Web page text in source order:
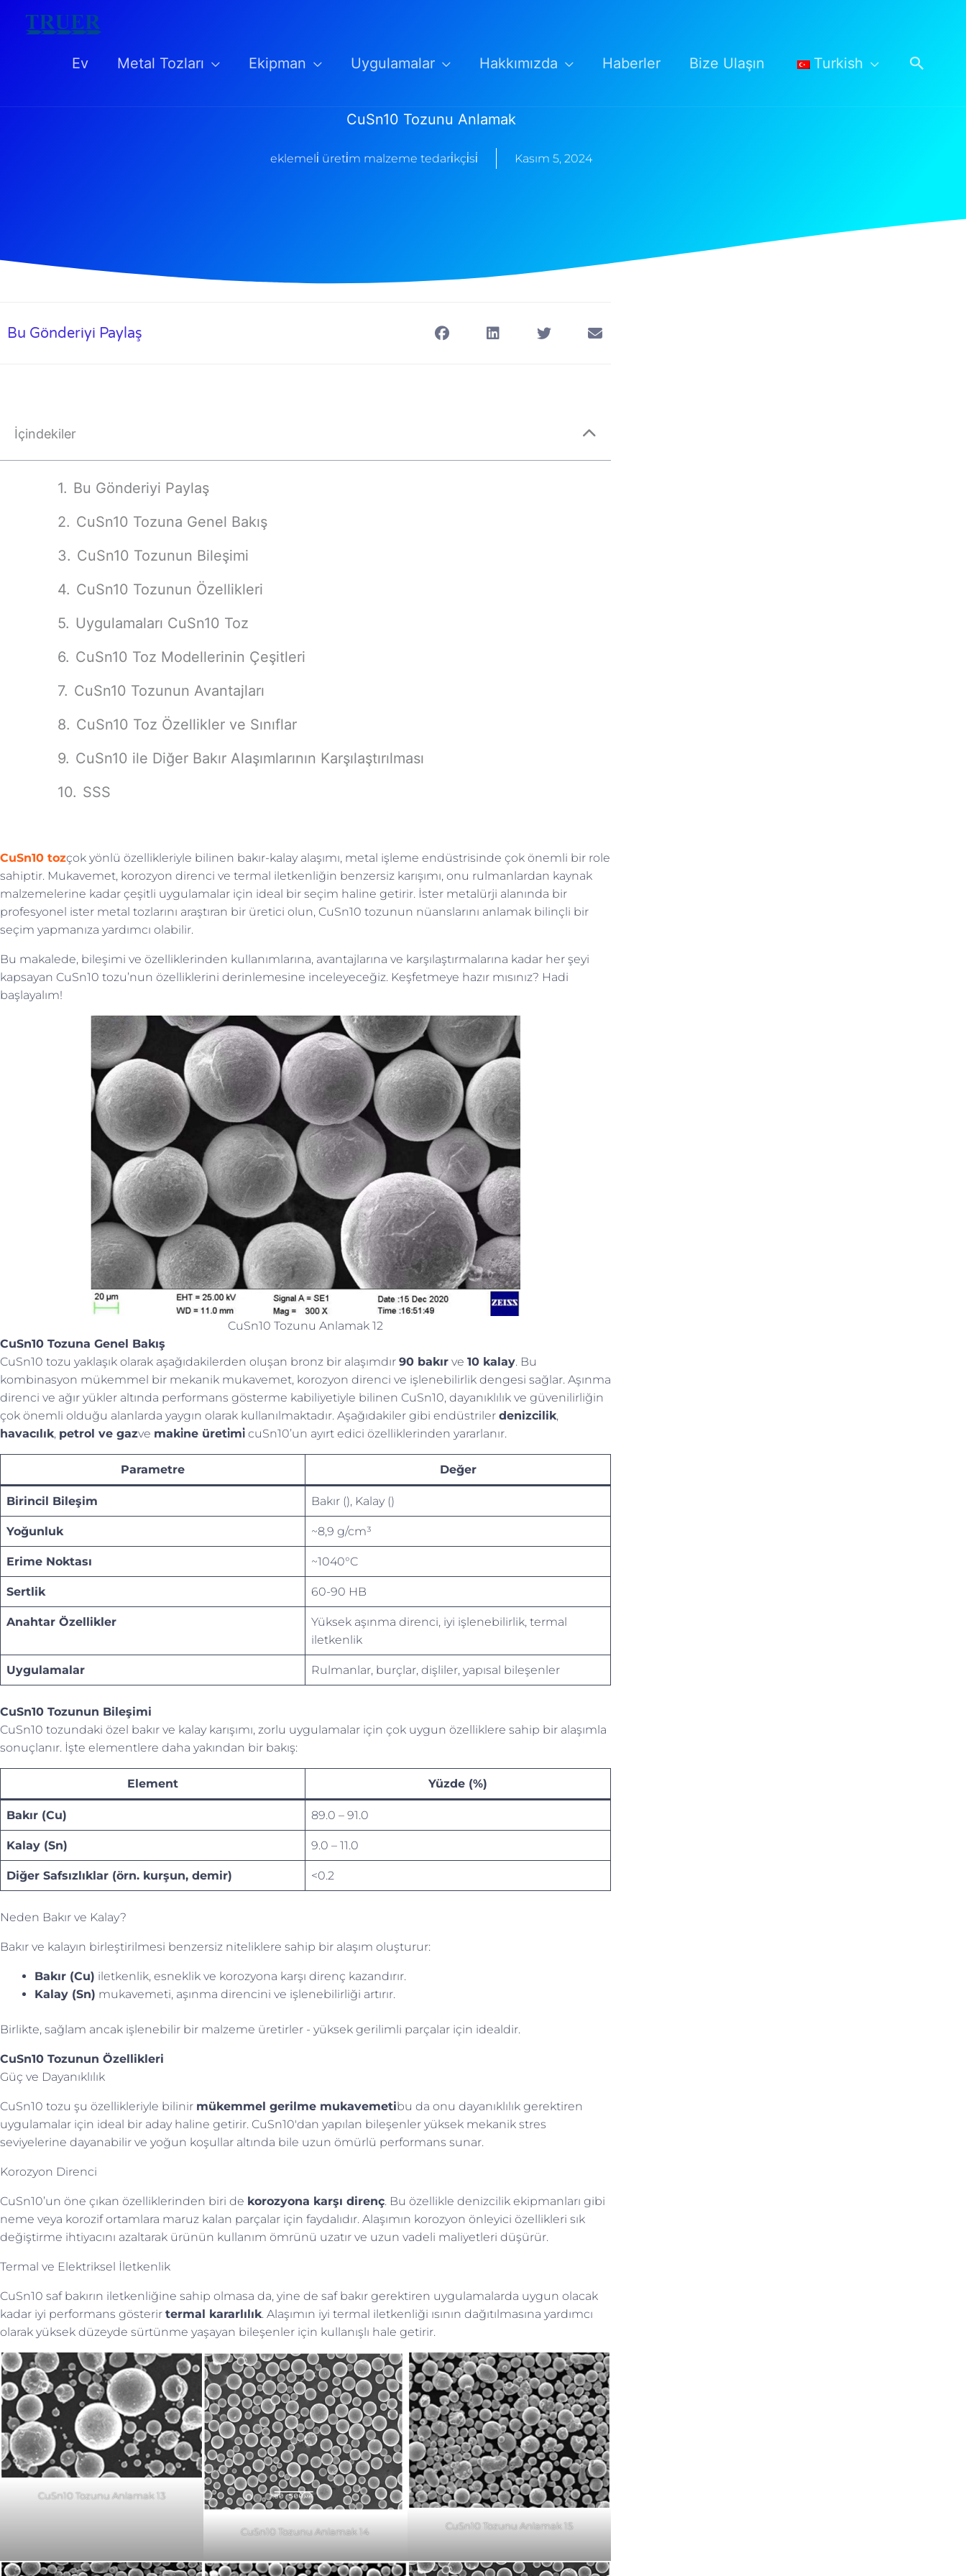
İçeriğe
Ev
Metal Tozları Ekipman Uygulamalar Hakkımızda Haberler Bize Ulaşın Turkish Arama
CuSn10 Tozunu Anlamak
eklemeli̇ üreti̇m malzeme tedari̇kçi̇si̇ Kasım 5, 2024
Bu Gönderiyi Paylaş
İçindekiler
Bu Gönderiyi Paylaş
CuSn10 Tozuna Genel Bakış
CuSn10 Tozunun Bileşimi
CuSn10 Tozunun Özellikleri
Uygulamaları CuSn10 Toz
CuSn10 Toz Modellerinin Çeşitleri
CuSn10 Tozunun Avantajları
CuSn10 Toz Özellikler ve Sınıflar
CuSn10 ile Diğer Bakır Alaşımlarının Karşılaştırılması
SSS
CuSn10 tozçok yönlü özellikleriyle bilinen bakır-kalay alaşımı, metal işleme endüstrisinde çok önemli bir role
sahiptir. Mukavemet, korozyon direnci ve termal iletkenliğin benzersiz karışımı, onu rulmanlardan kaynak
malzemelerine kadar çeşitli uygulamalar için ideal bir seçim haline getirir. İster metalürji alanında bir
profesyonel ister metal tozlarını araştıran bir üretici olun, CuSn10 tozunun nüanslarını anlamak bilinçli bir
seçim yapmanıza yardımcı olabilir.
Bu makalede, bileşimi ve özelliklerinden kullanımlarına, avantajlarına ve karşılaştırmalarına kadar her şeyi
kapsayan CuSn10 tozu’nun özelliklerini derinlemesine inceleyeceğiz. Keşfetmeye hazır mısınız? Hadi
başlayalım!
CuSn10 Tozunu Anlamak 12
CuSn10 Tozuna Genel Bakış
CuSn10 tozu yaklaşık olarak aşağıdakilerden oluşan bronz bir alaşımdır 90 bakır ve 10 kalay. Bu
kombinasyon mükemmel bir mekanik mukavemet, korozyon direnci ve işlenebilirlik dengesi sağlar. Aşınma
direnci ve ağır yükler altında performans gösterme kabiliyetiyle bilinen CuSn10, dayanıklılık ve güvenilirliğin
çok önemli olduğu alanlarda yaygın olarak kullanılmaktadır. Aşağıdakiler gibi endüstriler denizcilik,
havacılık, petrol ve gazve maki̇ne üreti̇mi̇ cuSn10’un ayırt edici özelliklerinden yararlanır.
Parametre Değer
Birincil Bileşim Bakır (), Kalay ()
Yoğunluk ~8,9 g/cm³
Erime Noktası ~1040°C
Sertlik 60-90 HB
Anahtar Özellikler
Yüksek aşınma direnci, iyi işlenebilirlik, termal
iletkenlik
Uygulamalar Rulmanlar, burçlar, dişliler, yapısal bileşenler
CuSn10 Tozunun Bileşimi
CuSn10 tozundaki özel bakır ve kalay karışımı, zorlu uygulamalar için çok uygun özelliklere sahip bir alaşımla
sonuçlanır. İşte elementlere daha yakından bir bakış:
Element Yüzde (%)
Bakır (Cu) 89.0 – 91.0
Kalay (Sn) 9.0 – 11.0
Diğer Safsızlıklar (örn. kurşun, demir) <0.2
Neden Bakır ve Kalay?
Bakır ve kalayın birleştirilmesi benzersiz niteliklere sahip bir alaşım oluşturur:
Bakır (Cu) iletkenlik, esneklik ve korozyona karşı direnç kazandırır.
Kalay (Sn) mukavemeti, aşınma direncini ve işlenebilirliği artırır.
Birlikte, sağlam ancak işlenebilir bir malzeme üretirler - yüksek gerilimli parçalar için idealdir.
CuSn10 Tozunun Özellikleri
Güç ve Dayanıklılık
CuSn10 tozu şu özellikleriyle bilinir mükemmel gerilme mukavemetibu da onu dayanıklılık gerektiren
uygulamalar için ideal bir aday haline getirir. CuSn10'dan yapılan bileşenler yüksek mekanik stres
seviyelerine dayanabilir ve yoğun koşullar altında bile uzun ömürlü performans sunar.
Korozyon Direnci
CuSn10’un öne çıkan özelliklerinden biri de korozyona karşı direnç. Bu özellikle denizcilik ekipmanları gibi
neme veya korozif ortamlara maruz kalan parçalar için faydalıdır. Alaşımın korozyon önleyici özellikleri sık
değiştirme ihtiyacını azaltarak ürünün kullanım ömrünü uzatır ve uzun vadeli maliyetleri düşürür.
Termal ve Elektriksel İletkenlik
CuSn10 saf bakırın iletkenliğine sahip olmasa da, yine de saf bakır gerektiren uygulamalarda uygun olacak
kadar iyi performans gösterir termal kararlılık. Alaşımın iyi termal iletkenliği ısının dağıtılmasına yardımcı
olarak yüksek düzeyde sürtünme yaşayan bileşenler için kullanışlı hale getirir.
CuSn10 Tozunu Anlamak 13
CuSn10 Tozunu Anlamak 14 CuSn10 Tozunu Anlamak 15